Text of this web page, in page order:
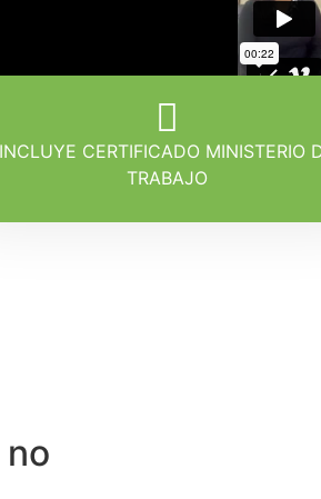
INCLUYE CERTIFICADO MINISTERIO
TRABAJO